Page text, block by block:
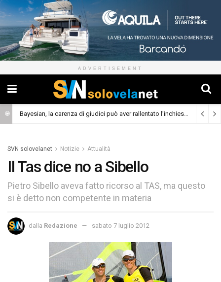
ADVERTISEMENT
Bayesian, la carenza di giudici può aver rallentato l’inchiesta (Cronaca)
SVN solovelanet Notizie Attualità
Il Tas dice no a Sibello
Pietro Sibello aveva fatto ricorso al TAS, ma questo
si è detto non competente in materia
dalla Redazione sabato 7 luglio 2012